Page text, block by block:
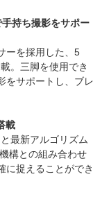
持ち撮影をサポー
ーを採用した、5
。三脚を使用でき
をサポートし、ブレ
載
最新アルゴリズム
構との組み合わせ
に捉えることができ